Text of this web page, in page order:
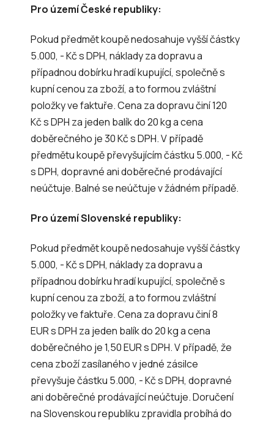
Pro území České republiky:
Pokud předmět koupě nedosahuje vyšší částky
5.000, - Kč s DPH, náklady za dopravu a
případnou dobírku hradí kupující, společně s
kupní cenou za zboží, a to formou zvláštní
položky ve faktuře. Cena za dopravu činí 120
Kč s DPH za jeden balík do 20 kg a cena
doběrečného je 30 Kč s DPH. V případě
předmětu koupě převyšujícím částku 5.000, - Kč
s DPH, dopravné ani doběrečné prodávající
neúčtuje. Balné se neúčtuje v žádném případě.
Pro území Slovenské republiky:
Pokud předmět koupě nedosahuje vyšší částky
5.000, - Kč s DPH, náklady za dopravu a
případnou dobírku hradí kupující, společně s
kupní cenou za zboží, a to formou zvláštní
položky ve faktuře. Cena za dopravu činí 8
EUR s DPH za jeden balík do 20 kg a cena
doběrečného je 1,50 EUR s DPH. V případě, že
cena zboží zasílaného v jedné zásilce
převyšuje částku 5.000, - Kč s DPH, dopravné
ani doběrečné prodávající neúčtuje. Doručení
na Slovenskou republiku zpravidla probíhá do